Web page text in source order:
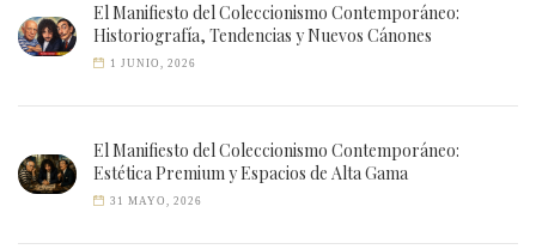
El Manifiesto del Coleccionismo Contemporáneo:
Historiografía, Tendencias y Nuevos Cánones
1 JUNIO, 2026
El Manifiesto del Coleccionismo Contemporáneo:
Estética Premium y Espacios de Alta Gama
31 MAYO, 2026